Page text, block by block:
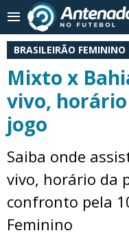
BRASILEIRÃO FEMININO
Mixto x
vivo,
jogo
Saiba onde
vivo, horário da
confronto pela
Feminino